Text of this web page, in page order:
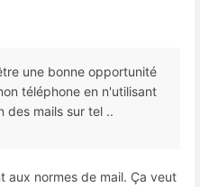
une bonne opportunité
téléphone en n'utilisant
des mails sur tel ..
aux normes de mail. Ça veut